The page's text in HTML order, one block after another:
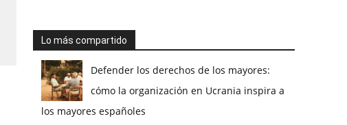
Lo más compartido
Defender los derechos de los mayores:
cómo la organización en Ucrania inspira a
los mayores españoles